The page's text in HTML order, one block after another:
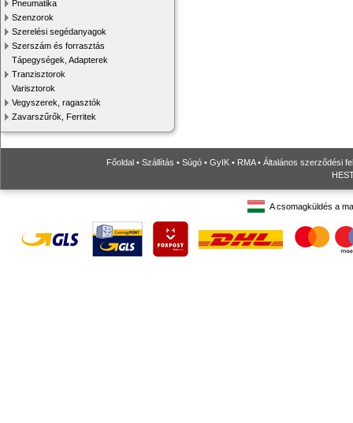
Pneumatika
Szenzorok
Szerelési segédanyagok
Szerszám és forrasztás
Tápegységek, Adapterek
Tranzisztorok
Varisztorok
Vegyszerek, ragasztók
Zavarszűrők, Ferritek
Főoldal • Szállítás • Súgó • GyIK • RMA• Általános szerződési
A csomagküldés a